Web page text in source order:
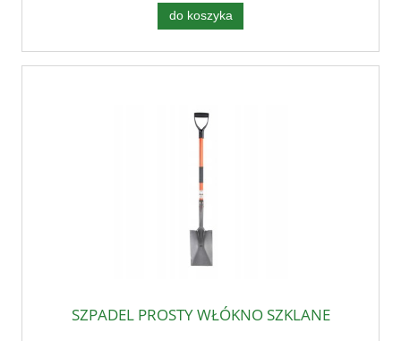
do koszyka
SZPADEL PROSTY WŁÓKNO SZKLANE